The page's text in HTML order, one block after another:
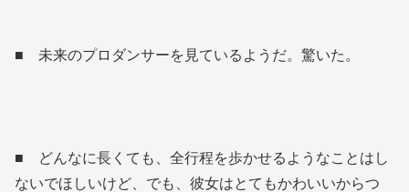
■ 未来のプロダンサーを見ているようだ。驚いた。
■ どんなに長くても、全行程を歩かせるようなことはし
ないでほしいけど、でも、彼女はとてもかわいいからつ